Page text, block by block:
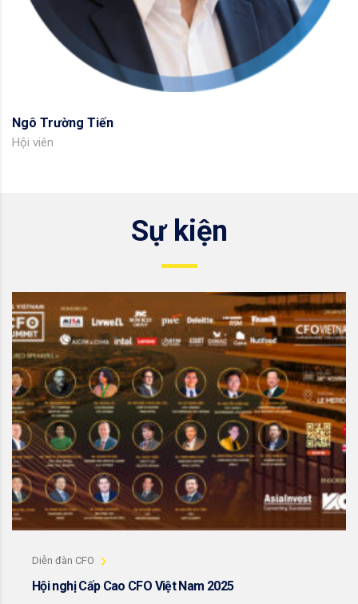
Ngô Trường Tiến
Hội viên
Sự kiện
Diễn đàn CFO
Hội nghị Cấp Cao CFO Việt Nam 2025